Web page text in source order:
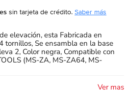
sin tarjeta de crédito. Saber más
elevación, esta Fabricada en
tornillos, Se ensambla en la base
2, Color negra, Compatible con
(MS-ZA, MS-ZA64, MS-
Ver mas